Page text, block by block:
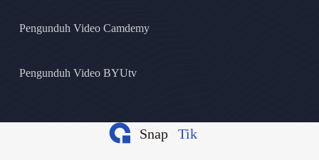
Pengunduh Video Camdemy
Pengunduh Video BYUtv